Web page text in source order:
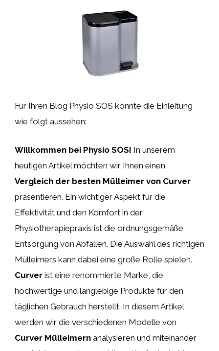
Für Ihren Blog Physio SOS könnte die Einleitung
wie folgt aussehen:
Willkommen bei Physio SOS! In unserem
heutigen Artikel möchten wir Ihnen einen
Vergleich der besten Mülleimer von Curver
präsentieren. Ein wichtiger Aspekt für die
Effektivität und den Komfort in der
Physiotherapiepraxis ist die ordnungsgemäße
Entsorgung von Abfällen. Die Auswahl des richtigen
Mülleimers kann dabei eine große Rolle spielen.
Curver ist eine renommierte Marke, die
hochwertige und langlebige Produkte für den
täglichen Gebrauch herstellt. In diesem Artikel
werden wir die verschiedenen Modelle von
Curver Mülleimern analysieren und miteinander